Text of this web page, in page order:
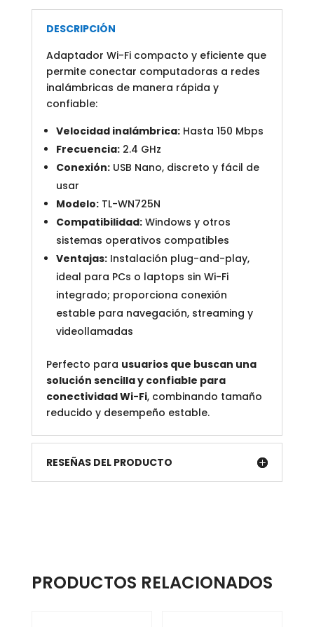
DESCRIPCIÓN
Adaptador Wi-Fi compacto y eficiente que
permite conectar computadoras a redes
inalámbricas de manera rápida y
confiable:
Velocidad inalámbrica:Hasta 150 Mbps
Frecuencia:2.4 GHz
Conexión:USB Nano, discreto y fácil de
usar
Modelo:TL-WN725N
Compatibilidad:Windows y otros
sistemas operativos compatibles
Ventajas:Instalación plug-and-play,
ideal para PCs o laptops sin Wi-Fi
integrado; proporciona conexión
estable para navegación, streaming y
videollamadas
Perfecto para usuarios que buscan una
solución sencilla y confiable para
conectividad Wi-Fi, combinando tamaño
reducido y desempeño estable.
RESEÑAS DEL PRODUCTO
PRODUCTOS RELACIONADOS